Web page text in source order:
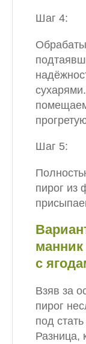
Шаг 4:
Шаг 5:
пирог
манник
с
Взяв за
пирог
под
Разница,